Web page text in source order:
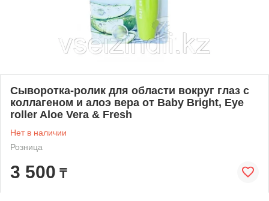
Сыворотка-ролик для области вокруг глаз с
коллагеном и алоэ вера от Baby Bright, Eye
roller Aloe Vera & Fresh
Нет в наличии
Розница
3 500 ₸